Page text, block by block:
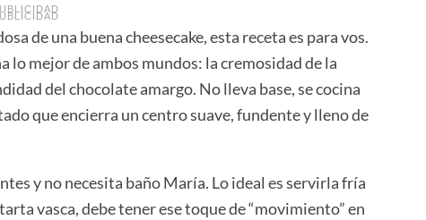
de una buena cheesecake, esta receta es para vos.
lo mejor de ambos mundos: la cremosidad de la
del chocolate amargo. No lleva base, se cocina
que encierra un centro suave, fundente y lleno de
y no necesita baño María. Lo ideal es servirla fría
vasca, debe tener ese toque de “movimiento” en